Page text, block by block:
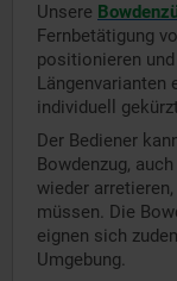
Unsere
Fernbetätigung
positionieren
Längenvarianten
individuell
Der Bediener
Bowdenzug,
wieder
müssen. Die
eignen sich
Umgebung.